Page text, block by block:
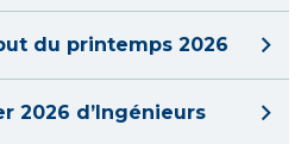
du printemps 2026
2026 d’Ingénieurs